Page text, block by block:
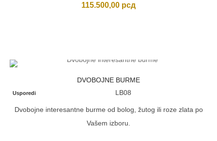
115.500,00 рсд
DVOBOJNE BURME
Usporedi LB08
Dvobojne interesantne burme od bolog, žutog ili roze zlata po
Vašem izboru.